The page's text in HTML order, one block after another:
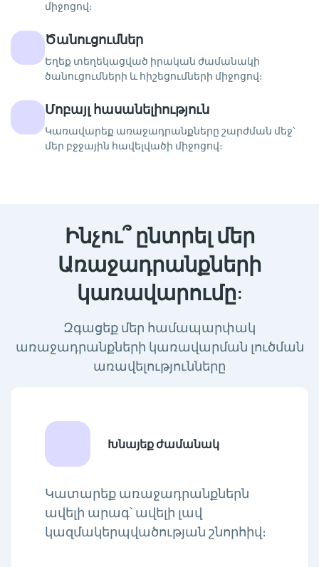
միջոցով։
Ծանուցումներ
Եղեք տեղեկացված իրական ժամանակի
ծանուցումների և հիշեցումների միջոցով։
Մոբայլ հասանելիություն
Կառավարեք առաջադրանքները շարժման մեջ՝
մեր բջջային հավելվածի միջոցով։
Ինչու՞ ընտրել մեր
Առաջադրանքների
կառավարումը:
Զգացեք մեր համապարփակ
առաջադրանքների կառավարման լուծման
առավելությունները
Խնայեք ժամանակ
Կատարեք առաջադրանքներն
ավելի արագ՝ ավելի լավ
կազմակերպվածության շնորհիվ։